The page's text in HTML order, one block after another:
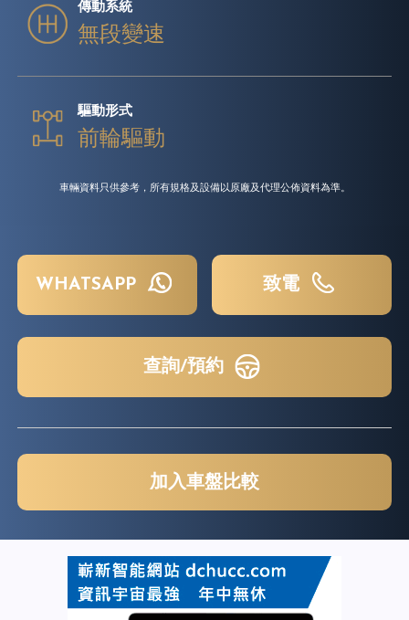
傳動系統
無段變速
驅動形式
前輪驅動
車輛資料只供參考，所有規格及設備以原廠及代理公佈資料為準。
WHATSAPP 致電
查詢/預約
加入車盤比較